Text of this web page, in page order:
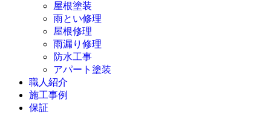
屋根塗装
雨とい修理
屋根修理
雨漏り修理
防水工事
アパート塗装
職人紹介
施工事例
保証